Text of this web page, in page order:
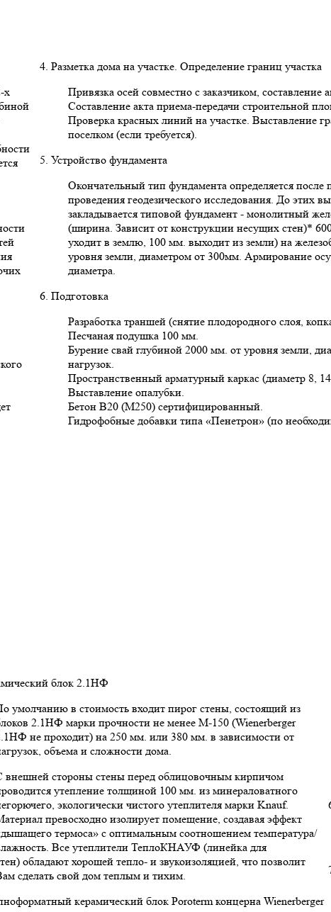
х
4. Разметка дома на участке. Определение границ участка
Привязка осей совместно с заказчиком, составление
Составление акта приема-передачи строительной
Проверка красных линий на участке. Выставление
поселком (если требуется).
5. Устройство фундамента
Окончательный тип фундамента определяется после
проведения геодезического исследования. До этих
закладывается типовой фундамент - монолитный
(ширина. Зависит от конструкции несущих стен)*
уходит в землю, 100 мм. выходит из земли) на
уровня земли, диаметром от 300мм. Армирование
диаметра.
6. Подготовка
Разработка траншей (снятие плодородного слоя,
Песчаная подушка 100 мм.
Бурение свай глубиной 2000 мм. от уровня земли,
нагрузок.
Пространственный арматурный каркас (диаметр 8,
Выставление опалубки.
Бетон В20 (М250) сертифицированный.
Гидрофобные добавки типа «Пенетрон» (по
блок 2.1НФ
умолчанию в стоимость входит пирог стены, состоящий из
2.1НФ марки прочности не менее М-150 (Wienerberger
не проходит) на 250 мм. или 380 мм. в зависимости от
объема и сложности дома.
внешней стороны стены перед облицовочным кирпичом
утепление толщиной 100 мм. из минераловатного
экологически чистого утеплителя марки Knauf.
превосходно изолирует помещение, создавая эффект
термоса» с оптимальным соотношением температура/
Все утеплители ТеплоКНАУФ (линейка для
обладают хорошей тепло- и звукоизоляцией, что позволит
сделать свой дом теплым и тихим.
керамический блок Poroterm концерна Wienerberger